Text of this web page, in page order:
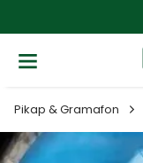
3000
Pikap & Gramafon